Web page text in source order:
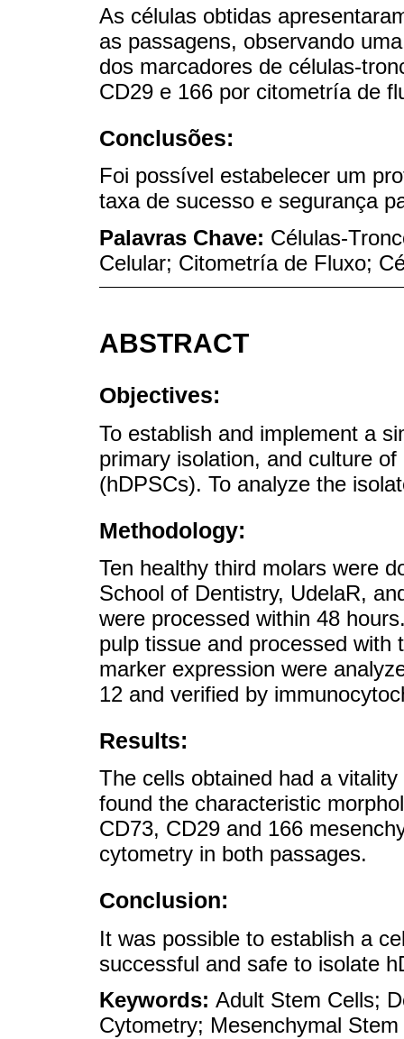
As células obtidas
as passagens, observando
dos marcadores de células-
CD29 e 166 por citometría de
Conclusões:
Foi possível estabelecer um
taxa de sucesso e segurança
Palavras Chave: Células-
Celular; Citometría de Fluxo;
ABSTRACT
Objectives:
To establish and implement a
primary isolation, and culture
(hDPSCs). To analyze the
Methodology:
Ten healthy third molars were
School of Dentistry, UdelaR,
were processed within 48
pulp tissue and processed with
marker expression were
12 and verified by
Results:
The cells obtained had a
found the characteristic
CD73, CD29 and 166
cytometry in both passages.
Conclusion:
It was possible to establish a
successful and safe to isolate
Keywords: Adult Stem Cells;
Cytometry; Mesenchymal Stem